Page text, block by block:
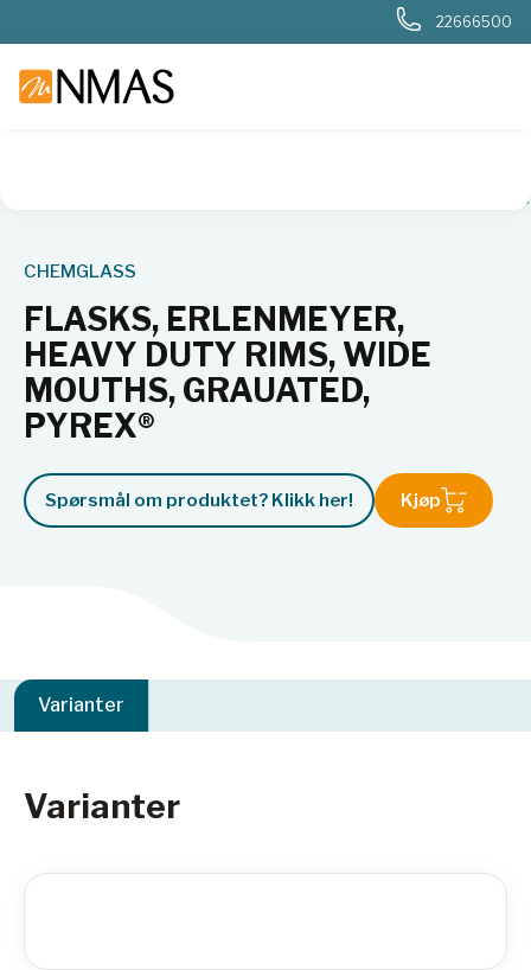
22666500
CHEMGLASS
FLASKS, ERLENMEYER,
HEAVY DUTY RIMS, WIDE
MOUTHS, GRAUATED,
PYREX®
Spørsmål om produktet? Klikk her! Kjøp
Varianter
Varianter